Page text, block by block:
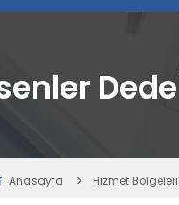
Anasayfa Hizmet Bölgeleri